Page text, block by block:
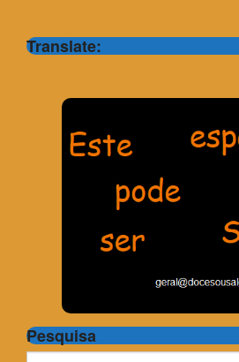
Translate:
Pesquisa
Search